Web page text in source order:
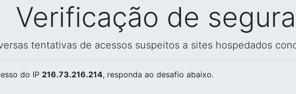
Verificação de
tentativas de acessos suspeitos a sites hospedados
do IP 216.73.216.214, responda ao desafio abaixo.